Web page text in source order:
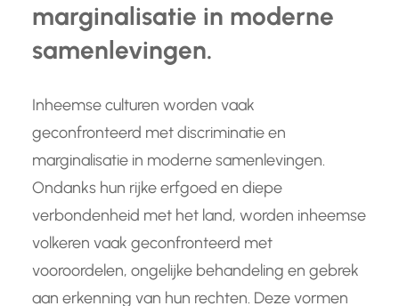
marginalisatie in moderne
samenlevingen.
Inheemse culturen worden vaak
geconfronteerd met discriminatie en
marginalisatie in moderne samenlevingen.
Ondanks hun rijke erfgoed en diepe
verbondenheid met het land, worden inheemse
volkeren vaak geconfronteerd met
vooroordelen, ongelijke behandeling en gebrek
aan erkenning van hun rechten. Deze vormen